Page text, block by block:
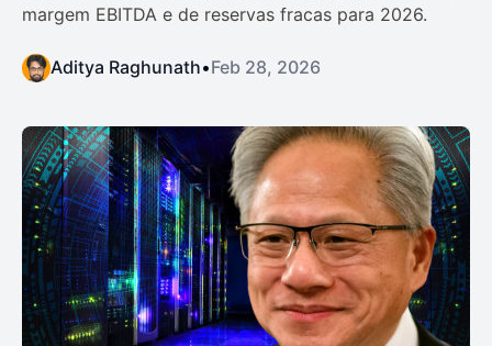
margem EBITDA e de reservas fracas para 2026.
Aditya Raghunath•Feb 28, 2026